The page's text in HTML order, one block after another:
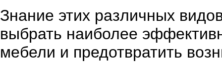
Знание этих различных
выбрать наиболее
мебели и предотвратить